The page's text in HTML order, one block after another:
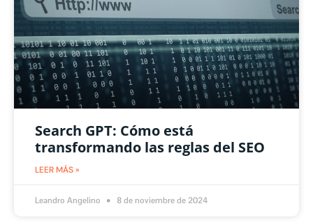
Search GPT: Cómo está
transformando las reglas del SEO
LEER MÁS »
Leandro Angelino 8 de noviembre de 2024